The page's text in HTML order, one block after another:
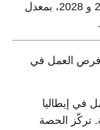
تقريباً على الأعوام 2026 و 2027 و 2028، بمعدل
العمل في
إيطاليا
الحصة